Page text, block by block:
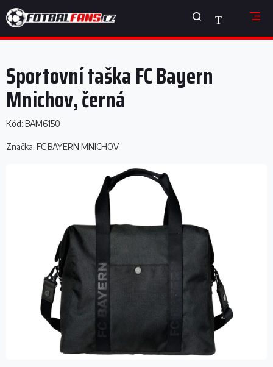
na
obsah
NÁKUPNÍ
KOŠÍK
Sportovní taška FC Bayern
Mnichov, černá
Kód: BAM6150
Značka: FC BAYERN MNICHOV